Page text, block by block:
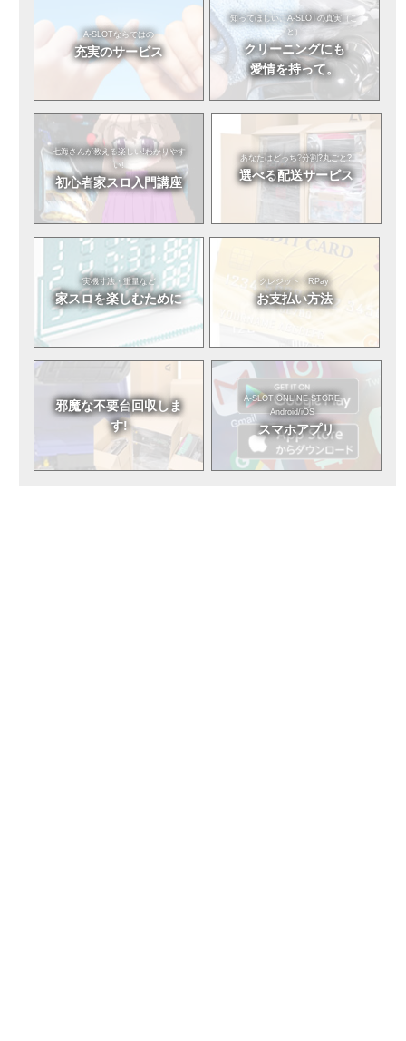
A-SLOTならではの
充実のサービス
知ってほしい。A-SLOTの真実（こ
と）
クリーニングにも
愛情を持って。
七海さんが教える楽しい!わかりやす
い!
初心者家スロ入門講座
あなたはどっち?分割?丸ごと?
選べる配送サービス
実機寸法・重量など
家スロを楽しむために
クレジット・RPay
お支払い方法
邪魔な不要台回収しま
す!
A-SLOT ONLINE STORE
Android/iOS
スマホアプリ